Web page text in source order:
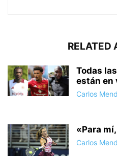
RELATED
Todas
están en
Carlos
«Para
Carlos